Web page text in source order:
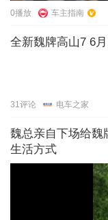
0播放 车主指南
全新魏牌高山7 6
31评论 电车之家
魏总亲自下场给魏
生活方式